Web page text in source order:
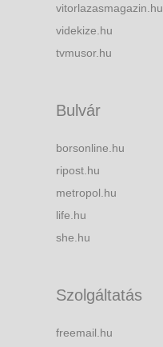
vitorlazasmagazin.hu
videkize.hu
tvmusor.hu
Bulvár
borsonline.hu
ripost.hu
metropol.hu
life.hu
she.hu
Szolgáltatás
freemail.hu